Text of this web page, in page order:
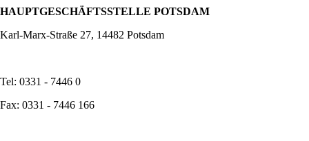
HAUPTGESCHÄFTSSTELLE POTSDAM
Karl-Marx-Straße 27, 14482 Potsdam
Tel: 0331 - 7446 0
Fax: 0331 - 7446 166